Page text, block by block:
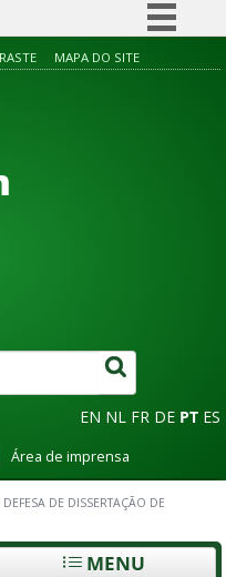
Simplifique!
MAPA DO SITE
EN NL FR DE PT ES
Área de imprensa
DEFESA DE DISSERTAÇÃO DE
MENU